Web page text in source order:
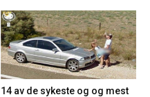
14 av de sykeste og og mest